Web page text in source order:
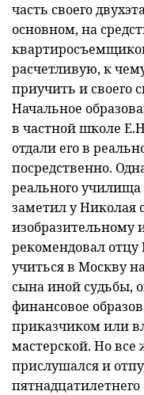
часть своего
основном, на
расчетливую, к
приучить и своего
Начальное
в частной школе
отдали его в
посредственно.
реального
заметил у Николая
изобразительному
рекомендовал
учиться в Москву
сына иной судьбы,
финансовое
приказчиком или
мастерской. Но
прислушался и